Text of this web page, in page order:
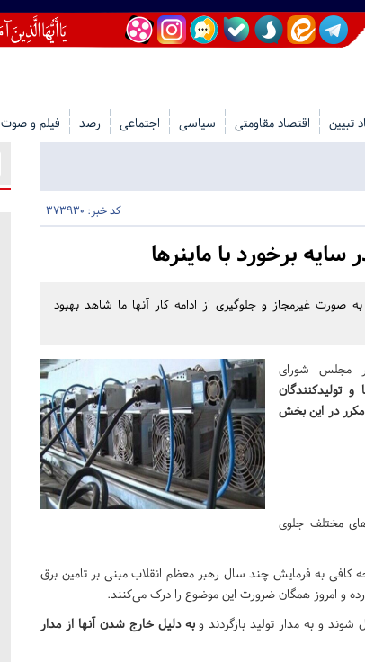
تبیین اقتصاد مقاومتی سیاسی اجتماعی رصد فیلم و صوت
کد خبر: 373930
برخورد با ماینرها
صورت غیرمجاز و جلوگیری از ادامه کار آنها ما شاهد بهبود
مجلس شورای
و تولیدکنندگان
مکرر در این بخش
مختلف جلوی
به فرمایش چند سال رهبر معظم انقلاب مبنی بر تامین برق
و امروز همگان ضرورت این موضوع را درک می‌کنند.
شوند و به مدار تولید بازگردند وبه دلیل خارج شدن آنها از مدار